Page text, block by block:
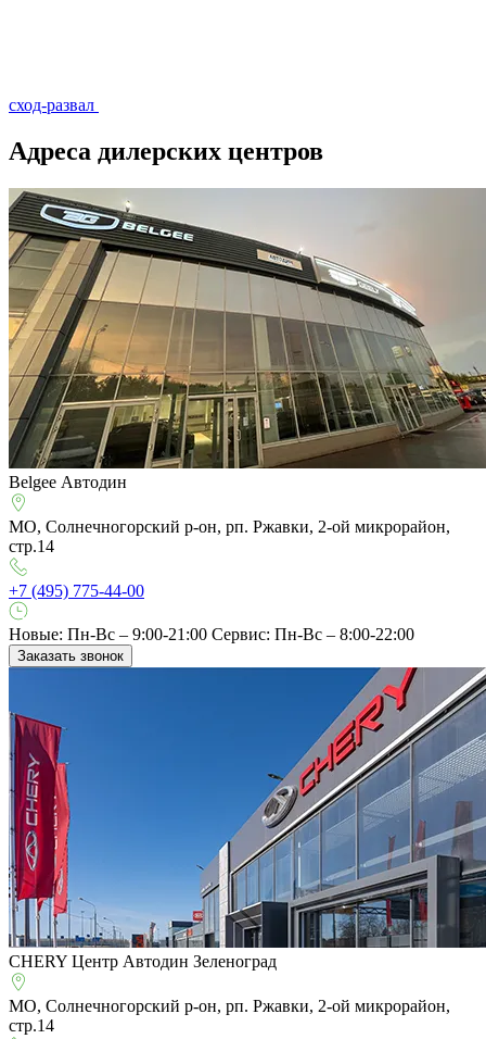
сход-развал
Адреса дилерских центров
Belgee Автодин
МО, Солнечногорский р-он, рп. Ржавки, 2-ой микрорайон,
стр.14
+7 (495) 775-44-00
Новые: Пн-Вс – 9:00-21:00 Сервис: Пн-Вс – 8:00-22:00
Заказать звонок
CHERY Центр Автодин Зеленоград
МО, Солнечногорский р-он, рп. Ржавки, 2-ой микрорайон,
стр.14